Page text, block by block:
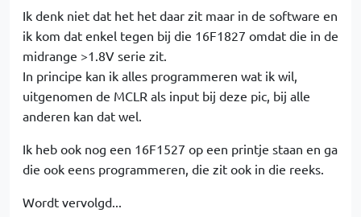
Ik denk niet dat het het daar zit maar in de software en
ik kom dat enkel tegen bij die 16F1827 omdat die in de
midrange >1.8V serie zit.
In principe kan ik alles programmeren wat ik wil,
uitgenomen de MCLR als input bij deze pic, bij alle
anderen kan dat wel.
Ik heb ook nog een 16F1527 op een printje staan en ga
die ook eens programmeren, die zit ook in die reeks.
Wordt vervolgd...